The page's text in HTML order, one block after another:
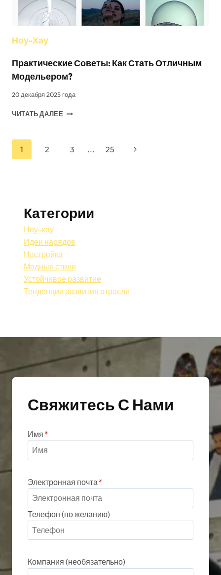
Ноу-Хау
Практические Советы: Как Стать Отличным
Модельером?
20 декабря 2025 года
ЧИТАТЬ ДАЛЕЕ ПРАКТИЧЕСКИЕ
ОТЛИЧНЫМ
Навигация
1 2 3 ... 25
Следующая
Категории
Ноу-хау
Идеи нарядов
Настройка
Модные стили
Устойчивое развитие
Тенденции развития отрасли
Свяжитесь С Нами
Имя *
Электронная почта *
Телефон (по желанию)
Компания (необязательно)